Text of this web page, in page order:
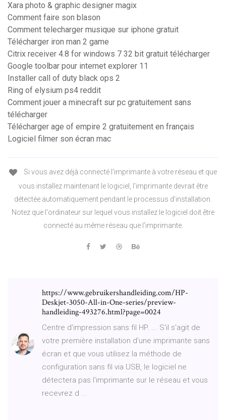
Xara photo & graphic designer magix
Comment faire son blason
Comment telecharger musique sur iphone gratuit
Télécharger iron man 2 game
Citrix receiver 4.8 for windows 7 32 bit gratuit télécharger
Google toolbar pour internet explorer 11
Installer call of duty black ops 2
Ring of elysium ps4 reddit
Comment jouer a minecraft sur pc gratuitement sans
télécharger
Télécharger age of empire 2 gratuitement en français
Logiciel filmer son écran mac
Si vous avez déjà connecté l'imprimante à votre réseau et que
vous installez maintenant le logiciel, l'imprimante devrait être
détectée automatiquement pendant le processus d'installation.
Notez que l'ordinateur sur lequel vous installez le logiciel doit être
connecté au même réseau que l'imprimante.
https://www.gebruikershandleiding.com/HP-
Deskjet-3050-All-in-One-series/preview-
handleiding-493276.html?page=0024
Centre d'impression sans fil HP. ... S'il s'agit de
votre première installation d'une imprimante sans
écran et que vous utilisez la méthode de
configuration sans fil via USB, le logiciel ne
détectera pas l'imprimante sur le réseau et vous
recevrez d ...